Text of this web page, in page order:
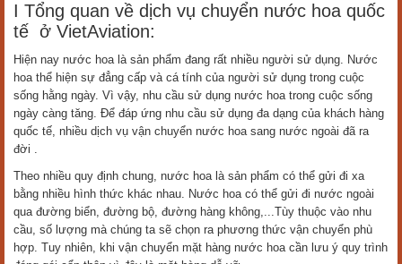
I Tổng quan về dịch vụ chuyển nước hoa quốc
tế ở VietAviation:
Hiện nay nước hoa là sản phẩm đang rất nhiều người sử dụng. Nước
hoa thể hiện sự đẳng cấp và cá tính của người sử dụng trong cuộc
sống hằng ngày. Vì vậy, nhu cầu sử dụng nước hoa trong cuộc sống
ngày càng tăng. Để đáp ứng nhu cầu sử dụng đa dạng của khách hàng
quốc tế, nhiều dịch vụ vận chuyển nước hoa sang nước ngoài đã ra
đời .
Theo nhiều quy định chung, nước hoa là sản phẩm có thể gửi đi xa
bằng nhiều hình thức khác nhau. Nước hoa có thể gửi đi nước ngoài
qua đường biển, đường bộ, đường hàng không,...Tùy thuộc vào nhu
cầu, số lượng mà chúng ta sẽ chọn ra phương thức vận chuyển phù
hợp. Tuy nhiên, khi vận chuyển mặt hàng nước hoa cần lưu ý quy trình